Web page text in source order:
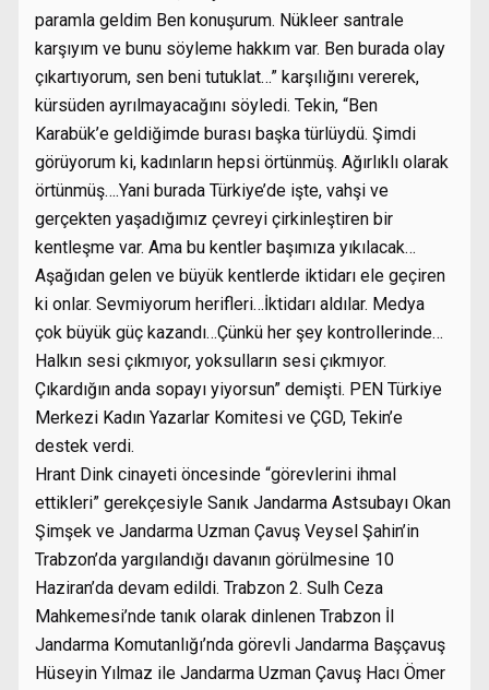
paramla geldim Ben konuşurum. Nükleer santrale
karşıyım ve bunu söyleme hakkım var. Ben burada olay
çıkartıyorum, sen beni tutuklat…” karşılığını vererek,
kürsüden ayrılmayacağını söyledi. Tekin, “Ben
Karabük’e geldiğimde burası başka türlüydü. Şimdi
görüyorum ki, kadınların hepsi örtünmüş. Ağırlıklı olarak
örtünmüş….Yani burada Türkiye’de işte, vahşi ve
gerçekten yaşadığımız çevreyi çirkinleştiren bir
kentleşme var. Ama bu kentler başımıza yıkılacak…
Aşağıdan gelen ve büyük kentlerde iktidarı ele geçiren
ki onlar. Sevmiyorum herifleri…İktidarı aldılar. Medya
çok büyük güç kazandı…Çünkü her şey kontrollerinde…
Halkın sesi çıkmıyor, yoksulların sesi çıkmıyor.
Çıkardığın anda sopayı yiyorsun” demişti. PEN Türkiye
Merkezi Kadın Yazarlar Komitesi ve ÇGD, Tekin’e
destek verdi.
Hrant Dink cinayeti öncesinde “görevlerini ihmal
ettikleri” gerekçesiyle Sanık Jandarma Astsubayı Okan
Şimşek ve Jandarma Uzman Çavuş Veysel Şahin’in
Trabzon’da yargılandığı davanın görülmesine 10
Haziran’da devam edildi. Trabzon 2. Sulh Ceza
Mahkemesi’nde tanık olarak dinlenen Trabzon İl
Jandarma Komutanlığı’nda görevli Jandarma Başçavuş
Hüseyin Yılmaz ile Jandarma Uzman Çavuş Hacı Ömer